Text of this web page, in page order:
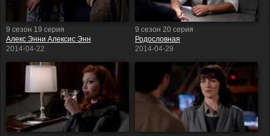
9 сезон 19 серия
Алекс Энни Алексис Энн
2014-04-22
9 сезон 20 серия
Родословная
2014-04-29